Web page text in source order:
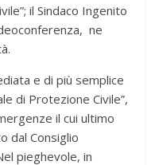
il Sindaco Ingenito
ne
e di più semplice
di Protezione Civile”,
il cui ultimo
dal Consiglio
pieghevole, in